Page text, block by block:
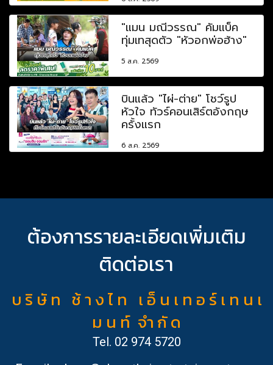
"แมน มณีวรรณ" คัมแบ็ค
ทุ่มเทสุดตัว "หัวอกพ่อฮ้าง"
5 ส.ค. 2569
บินแล้ว "ไผ่-ต่าย" โชว์รูป
หัวใจ ทัวร์คอนเสิร์ตอังกฤษ
ครั้งแรก
6 ส.ค. 2569
ต้องการรายละเอียดเพิ่มเติม
ติดต่อเรา
บ ริ ษั ท ช้ า ง ไ ท เ อ็ น เ ท อ ร์ เ ท น เ
ม น ท์ จำ กั ด
Tel. 02 974 5720